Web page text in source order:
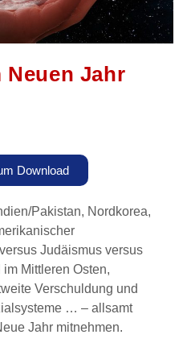
Neuen Jahr
Download
Pakistan, Nordkorea,
Judäismus versus
Mittleren Osten,
Verschuldung und
… – allsamt
Jahr mitnehmen.